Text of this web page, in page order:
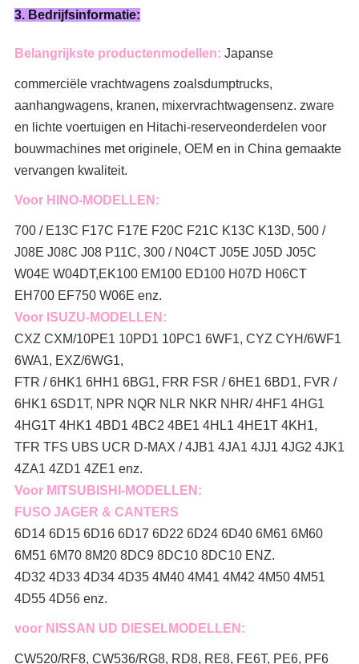
3. Bedrijfsinformatie:
Belangrijkste productenmodellen: Japanse
commerciële vrachtwagens zoalsdumptrucks,
aanhangwagens, kranen, mixervrachtwagensenz. zware
en lichte voertuigen en Hitachi-reserveonderdelen voor
bouwmachines met originele, OEM en in China gemaakte
vervangen kwaliteit.
Voor HINO-MODELLEN:
700 / E13C F17C F17E F20C F21C K13C K13D, 500 /
J08E J08C J08 P11C, 300 / N04CT J05E J05D J05C
W04E W04DT,EK100 EM100 ED100 H07D H06CT
EH700 EF750 W06E enz.
Voor ISUZU-MODELLEN:
CXZ CXM/10PE1 10PD1 10PC1 6WF1, CYZ CYH/6WF1
6WA1, EXZ/6WG1,
FTR / 6HK1 6HH1 6BG1, FRR FSR / 6HE1 6BD1, FVR /
6HK1 6SD1T, NPR NQR NLR NKR NHR/ 4HF1 4HG1
4HG1T 4HK1 4BD1 4BC2 4BE1 4HL1 4HE1T 4KH1,
TFR TFS UBS UCR D-MAX / 4JB1 4JA1 4JJ1 4JG2 4JK1
4ZA1 4ZD1 4ZE1 enz.
Voor MITSUBISHI-MODELLEN:
FUSO JAGER & CANTERS
6D14 6D15 6D16 6D17 6D22 6D24 6D40 6M61 6M60
6M51 6M70 8M20 8DC9 8DC10 8DC10 ENZ.
4D32 4D33 4D34 4D35 4M40 4M41 4M42 4M50 4M51
4D55 4D56 enz.
voor NISSAN UD DIESELMODELLEN:
CW520/RF8, CW536/RG8, RD8, RE8, FE6T, PE6, PF6